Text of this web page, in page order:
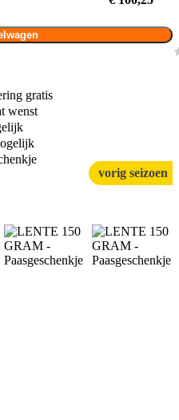
gratis
wenst
vorig seizoen